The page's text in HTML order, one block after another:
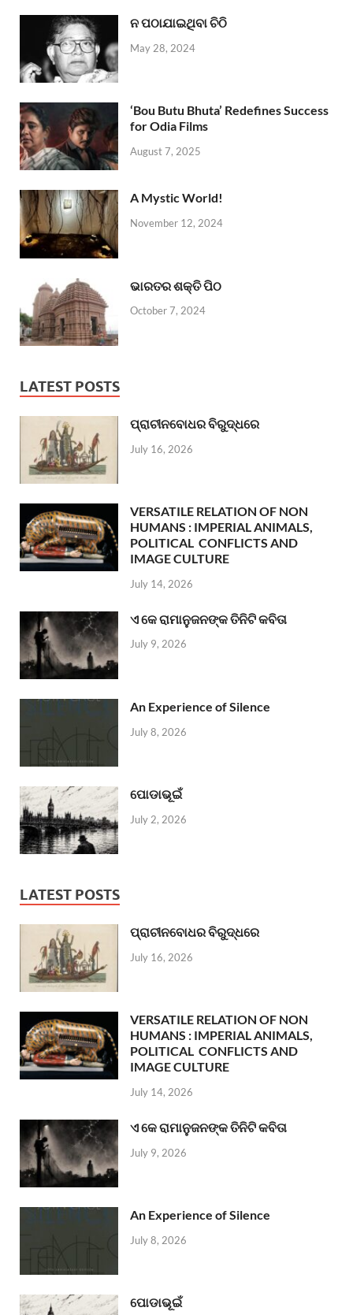
ନ ପଠାଯାଇଥିବା ଚିଠି
May 28, 2024
‘Bou Butu Bhuta’ Redefines Success
for Odia Films
August 7, 2025
A Mystic World!
November 12, 2024
ଭାରତର ଶକ୍ତି ପିଠ
October 7, 2024
LATEST POSTS
ପ୍ରାଚୀନବୋଧର ବିରୁଦ୍ଧରେ
July 16, 2026
VERSATILE RELATION OF NON
HUMANS : IMPERIAL ANIMALS,
POLITICAL CONFLICTS AND
IMAGE CULTURE
July 14, 2026
ଏ କେ ରାମାନୁଜନଙ୍କ ତିନିଟି କବିତା
July 9, 2026
An Experience of Silence
July 8, 2026
ପୋଡାଭୂଇଁ
July 2, 2026
LATEST POSTS
ପ୍ରାଚୀନବୋଧର ବିରୁଦ୍ଧରେ
July 16, 2026
VERSATILE RELATION OF NON
HUMANS : IMPERIAL ANIMALS,
POLITICAL CONFLICTS AND
IMAGE CULTURE
July 14, 2026
ଏ କେ ରାମାନୁଜନଙ୍କ ତିନିଟି କବିତା
July 9, 2026
An Experience of Silence
July 8, 2026
ପୋଡାଭୂଇଁ